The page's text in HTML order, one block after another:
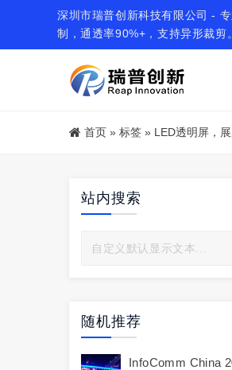
深圳市瑞普创新科技有限公司 -
制，通透率90%+，支持异形裁
首页 » 标签 » LED透明屏，
站内搜索
随机推荐
InfoComm China